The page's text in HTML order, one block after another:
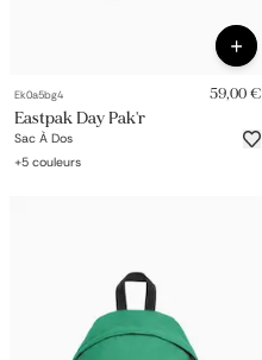
Ek0a5bg4 59,00 €
Eastpak Day Pak'r
Sac À Dos
+5 couleurs